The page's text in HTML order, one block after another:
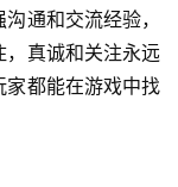
通和交流经验，
真诚和关注永远
家都能在游戏中找